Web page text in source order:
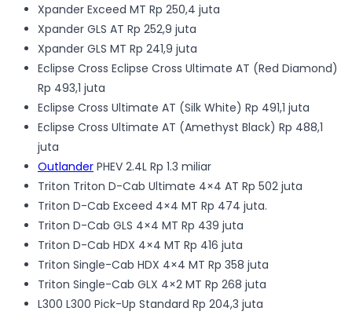
Xpander Exceed MT Rp 250,4 juta
Xpander GLS AT Rp 252,9 juta
Xpander GLS MT Rp 241,9 juta
Eclipse Cross Eclipse Cross Ultimate AT (Red Diamond)
Rp 493,1 juta
Eclipse Cross Ultimate AT (Silk White) Rp 491,1 juta
Eclipse Cross Ultimate AT (Amethyst Black) Rp 488,1
juta
Outlander PHEV 2.4L Rp 1.3 miliar
Triton Triton D-Cab Ultimate 4×4 AT Rp 502 juta
Triton D-Cab Exceed 4×4 MT Rp 474 juta.
Triton D-Cab GLS 4×4 MT Rp 439 juta
Triton D-Cab HDX 4×4 MT Rp 416 juta
Triton Single-Cab HDX 4×4 MT Rp 358 juta
Triton Single-Cab GLX 4×2 MT Rp 268 juta
L300 L300 Pick-Up Standard Rp 204,3 juta